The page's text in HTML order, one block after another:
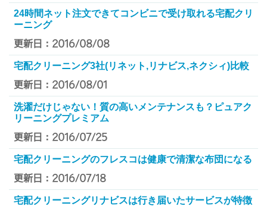
24時間ネット注文できてコンビニで受け取れる宅配クリ
ーニング
更新日：2016/08/08
宅配クリーニング3社(リネット,リナビス,ネクシィ)比較
更新日：2016/08/01
洗濯だけじゃない！質の高いメンテナンスも？ピュアク
リーニングプレミアム
更新日：2016/07/25
宅配クリーニングのフレスコは健康で清潔な布団になる
更新日：2016/07/18
宅配クリーニングリナビスは行き届いたサービスが特徴